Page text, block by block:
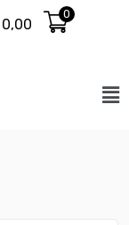
0,00
0